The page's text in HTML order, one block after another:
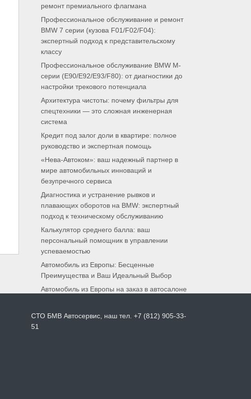
ремонт премиального флагмана
Профессиональное обслуживание и ремонт
BMW 7 серии (кузова F01/F02/F04):
экспертный подход к представительскому
классу
Профессиональное обслуживание BMW M-
серии (E90/E92/E93/F80): от диагностики до
настройки трекового потенциала
Архитектура чистоты: почему фильтры для
спецтехники — это сложная инженерная
система
Кредит под залог доли в квартире: полное
руководство и экспертная помощь
«Нева-Автоком»: ваш надежный партнер в
мире автомобильных инноваций и
безупречного сервиса
Диагностика и устранение рывков и
плавающих оборотов на BMW: экспертный
подход к техническому обслуживанию
Калькулятор среднего балла: ваш
персональный помощник в управлении
успеваемостью
Автомобиль из Европы: Бесценные
Преимущества и Ваш Идеальный Выбор
Автомобиль из Европы на заказ в автосалоне
СТО БМВ Автосервис, наш тел. +7 (812) 905-33-
51